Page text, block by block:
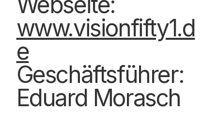
www.visionfifty1.d
e
Geschäftsführer:
Eduard Morasch